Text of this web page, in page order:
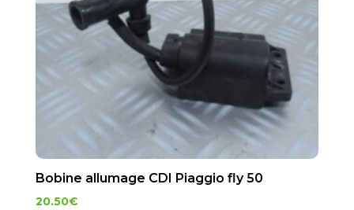
Bobine allumage CDI Piaggio fly 50
20.50€